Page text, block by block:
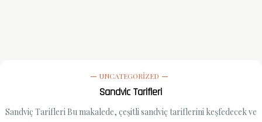
UNCATEGORIZED
Sandvic Tarifleri
Sandviç Tarifleri Bu makalede, çeşitli sandviç tariflerini keşfedecek ve